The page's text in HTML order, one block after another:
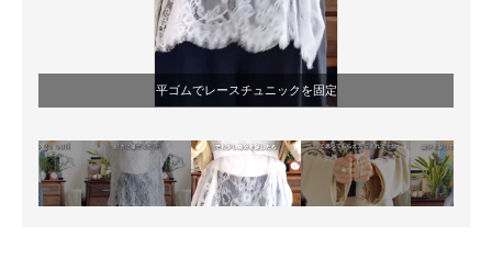
平ゴムでレースチュニックを固定